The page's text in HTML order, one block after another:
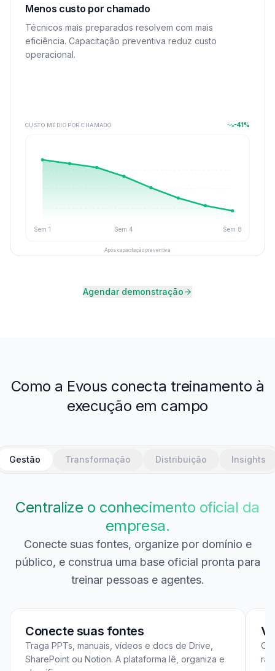
Menos custo por chamado
Técnicos mais preparados resolvem com mais
eficiência. Capacitação preventiva reduz custo
operacional.
CUSTO MÉDIO POR CHAMADO -41%
Sem 1 Sem 4 Sem 8
Após capacitação preventiva
Agendar demonstração
Como a Evous conecta treinamento à
execução em campo
Gestão Transformação Distribuição Insights
Centralize o conhecimento oficial da
empresa.
Conecte suas fontes, organize por domínio e
público, e construa uma base oficial pronta para
treinar pessoas e agentes.
Conecte suas fontes
Traga PPTs, manuais, vídeos e docs de Drive,
SharePoint ou Notion. A plataforma lê, organiza e